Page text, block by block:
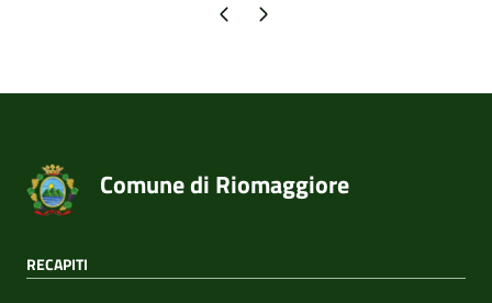
Pagina precedente
Pagina successiva
Comune di Riomaggiore
RECAPITI